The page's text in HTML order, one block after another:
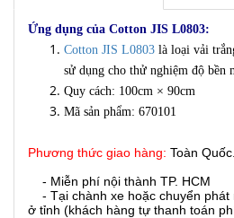
Ứng dụng của Cotton JIS L0803:
Cotton JIS L0803 là loại vải
sử dụng cho thử nghiệm độ bền
Quy cách: 100cm × 90cm
Mã sản phẩm: 670101
Phương thức giao hàng: Toàn Quốc.
- Miễn phí nội thành TP. HCM
- Tại chành xe hoặc chuyển phát
ở tỉnh (khách hàng tự thanh toán